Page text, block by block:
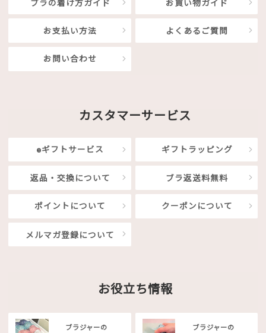
ブラの着け方ガイド お買い物ガイド
お支払い方法 よくあるご質問
お問い合わせ
カスタマーサービス
eギフトサービス ギフトラッピング
返品・交換について ブラ返送料無料
ポイントについて クーポンについて
メルマガ登録について
お役立ち情報
ブラジャーの ブラジャーの